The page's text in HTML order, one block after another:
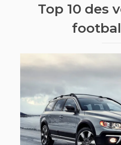
Top 10 des